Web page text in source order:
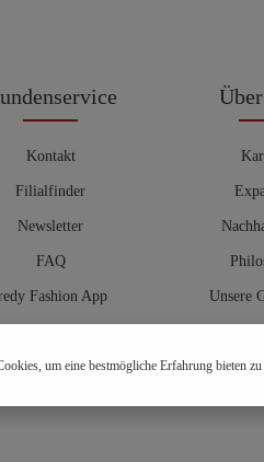
Kontakt
Filialfinder
Newsletter
FAQ
Fashion App
Hosenberater
Unsere
um eine bestmögliche Erfahrung bieten zu